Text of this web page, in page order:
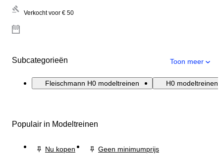
Verkocht voor € 50
Subcategorieën Toon meer
Fleischmann H0 modeltreinen H0 modeltreinen
Populair in Modeltreinen
Nu kopen
Geen minimumprijs